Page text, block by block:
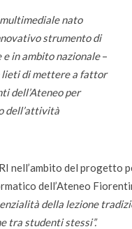
nato
strumento di
e in ambito nazionale–
lieti di mettere a fattor
dell’Ateneo per
dell’attività
nell’ambito del progetto
dell’Ateneo
della lezione
tra studenti stessi”.